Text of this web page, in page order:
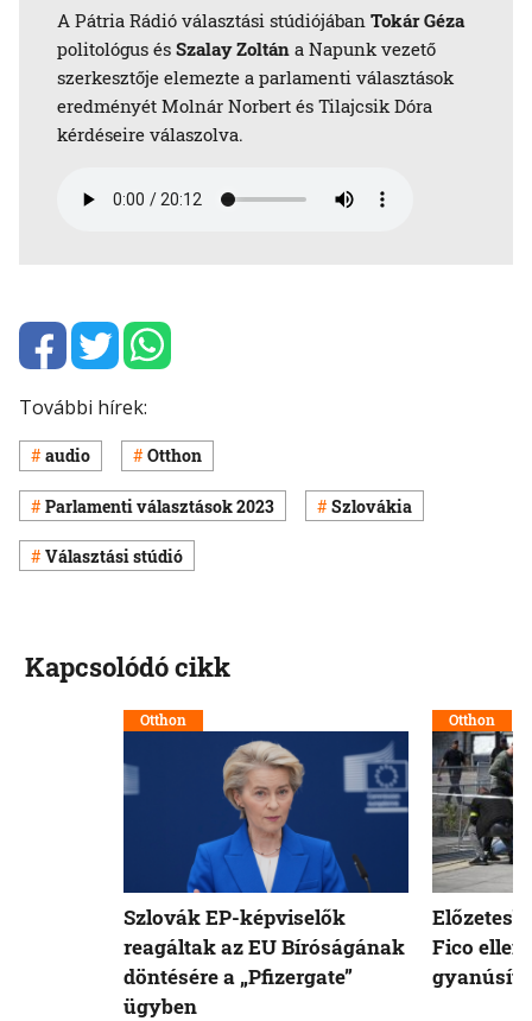
A Pátria Rádió választási stúdiójában Tokár Géza
politológus és Szalay Zoltán a Napunk vezető
szerkesztője elemezte a parlamenti választások
eredményét Molnár Norbert és Tilajcsik Dóra
kérdéseire válaszolva.
További hírek:
audio Otthon
Parlamenti választások 2023 Szlovákia
Választási stúdió
Kapcsolódó cikk
Otthon
Szlovák EP-képviselők
reagáltak az EU Bíróságának
döntésére a „Pfizergate”
ügyben
Otthon
Fico